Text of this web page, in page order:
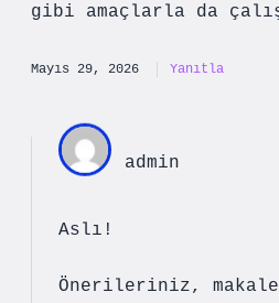
gibi amaçlarla da
Mayıs 29, 2026 Yanıtla
admin
Aslı!
Önerileriniz,